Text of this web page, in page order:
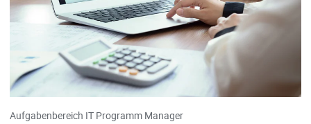
Aufgabenbereich IT Programm Manager